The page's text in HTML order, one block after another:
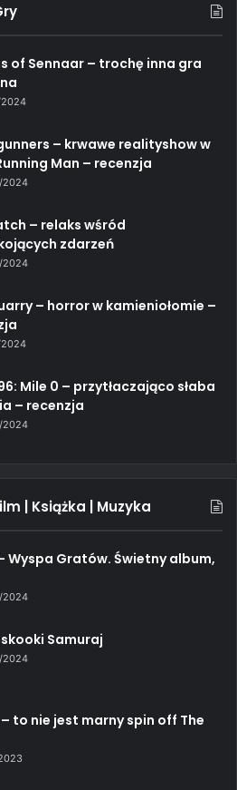
of Sennaar – trochę inna gra
– krwawe realityshow w
Man – recenzja
2024
– relaks wśród
zdarzeń
2024
– horror w kamieniołomie –
Mile 0 – przytłaczająco słaba
– recenzja
2024
| Książka | Muzyka
Wyspa Gratów. Świetny album,
2024
Samuraj
2024
– to nie jest marny spin off The